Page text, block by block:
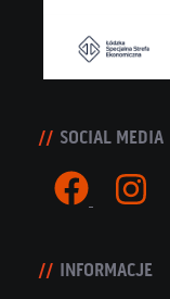
SOCIAL MEDIA
INFORMACJE